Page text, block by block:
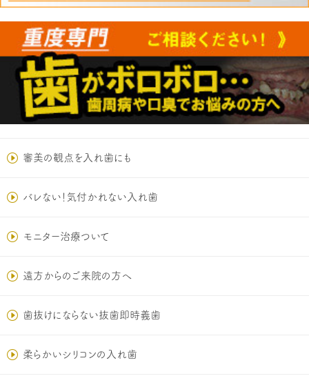
審美の観点を入れ歯にも
バレない！気付かれない入れ歯
モニター治療ついて
遠方からのご来院の方へ
歯抜けにならない抜歯即時義歯
柔らかいシリコンの入れ歯